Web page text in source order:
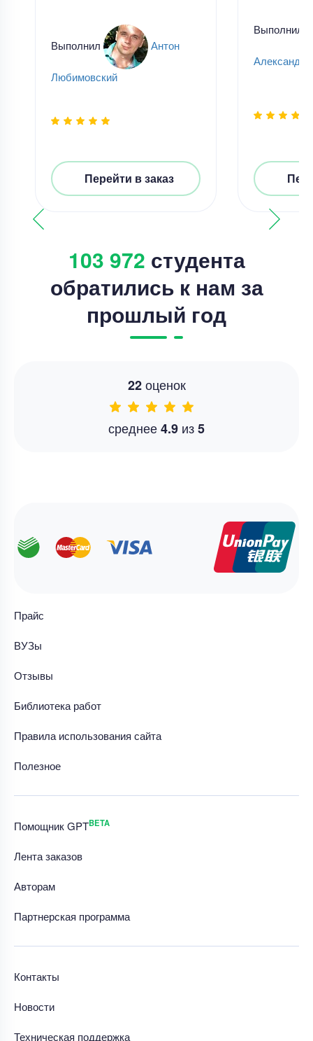
Выполнил Антон
Любимовский
Перейти в заказ
Выполнил
Александр
103 972 студента
обратились к нам за
прошлый год
22оценок
среднее4.9 из5
Прайс
ВУЗы
Отзывы
Библиотека работ
Правила использования сайта
Полезное
Помощник GPTBETA
Лента заказов
Авторам
Партнерская программа
Контакты
Новости
Техническая поддержка